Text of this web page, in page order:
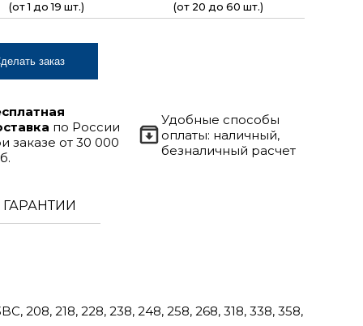
(от 1 до 19 шт.) (от 20 до 60 шт.)
заказ
по России
заказе от 30 000
Удобные способы
оплаты: наличный,
безналичный расчет
ГАРАНТИИ
208, 218, 228, 238, 248, 258, 268, 318, 338, 358,